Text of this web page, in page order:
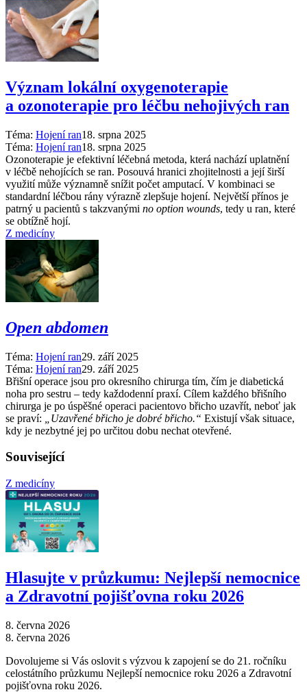
Význam lokální oxygenoterapie
a ozonoterapie pro léčbu nehojivých ran
Téma: Hojení ran18. srpna 2025
Téma: Hojení ran18. srpna 2025
Ozonoterapie je efektivní léčebná metoda, která nachází uplatnění
v léčbě nehojících se ran. Posouvá hranici zhojitelnosti a její širší
využití může významně snížit počet amputací. V kombinaci se
standardní léčbou rány výrazně zlepšuje hojení. Největší přínos je
patrný u pacientů s takzvanými no option wounds, tedy u ran, které
se obtížně hojí.
Z medicíny
Open abdomen
Téma: Hojení ran29. září 2025
Téma: Hojení ran29. září 2025
Břišní operace jsou pro okresního chirurga tím, čím je diabetická
noha pro sestru –⁠ tedy každodenní praxí. Cílem každého břišního
chirurga je po úspěšné operaci pacientovo břicho uzavřít, neboť jak
se praví:
„Uzavřené břicho je dobré břicho.“ Existují však situace,
kdy je nezbytné jej po určitou dobu nechat otevřené.
Související
Z medicíny
Hlasujte v průzkumu: Nejlepší nemocnice
a Zdravotní pojišťovna roku 2026
8. června 2026
8. června 2026
Dovolujeme si Vás oslovit s výzvou k zapojení se do 21. ročníku
celostátního průzkumu Nejlepší nemocnice roku 2026 a Zdravotní
pojišťovna roku 2026.